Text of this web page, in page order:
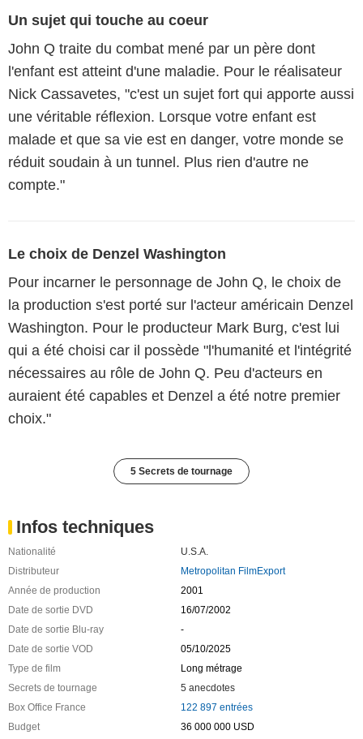
Un sujet qui touche au coeur
John Q traite du combat mené par un père dont
l'enfant est atteint d'une maladie. Pour le réalisateur
Nick Cassavetes, "c'est un sujet fort qui apporte aussi
une véritable réflexion. Lorsque votre enfant est
malade et que sa vie est en danger, votre monde se
réduit soudain à un tunnel. Plus rien d'autre ne
compte."
Le choix de Denzel Washington
Pour incarner le personnage de John Q, le choix de
la production s'est porté sur l'acteur américain Denzel
Washington. Pour le producteur Mark Burg, c'est lui
qui a été choisi car il possède "l'humanité et l'intégrité
nécessaires au rôle de John Q. Peu d'acteurs en
auraient été capables et Denzel a été notre premier
choix."
5 Secrets de tournage
Infos techniques
Nationalité
U.S.A.
Distributeur
Metropolitan FilmExport
Année de production
2001
Date de sortie DVD
16/07/2002
Date de sortie Blu-ray
-
Date de sortie VOD
05/10/2025
Type de film
Long métrage
Secrets de tournage
5 anecdotes
Box Office France
122 897 entrées
Budget
36 000 000 USD